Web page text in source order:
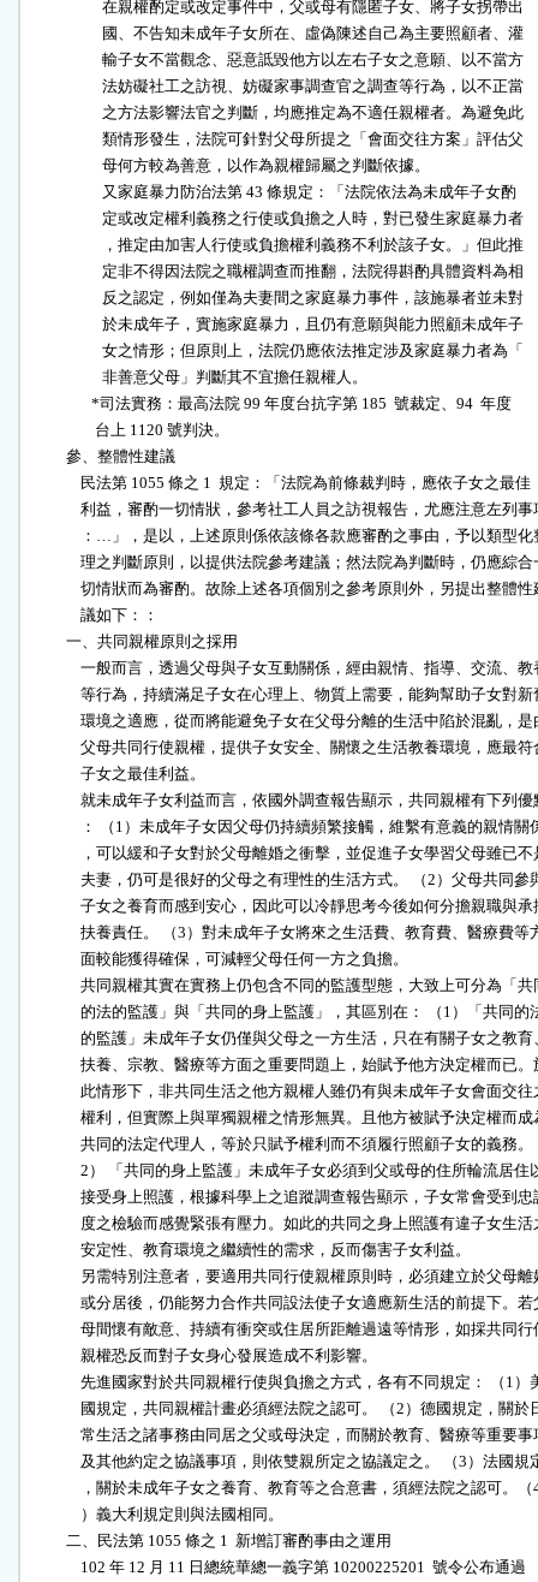
                    在親權酌定或改定事件中，父或母有隱匿子女、將子女拐帶出
                    國、不告知未成年子女所在、虛偽陳述自己為主要照顧者、灌
                    輸子女不當觀念、惡意詆毀他方以左右子女之意願、以不當方
                    法妨礙社工之訪視、妨礙家事調查官之調查等行為，以不正當
                    之方法影響法官之判斷，均應推定為不適任親權者。為避免此
                    類情形發生，法院可針對父母所提之「會面交往方案」評估父
                    母何方較為善意，以作為親權歸屬之判斷依據。
                    又家庭暴力防治法第 43 條規定：「法院依法為未成年子女酌
                    定或改定權利義務之行使或負擔之人時，對已發生家庭暴力者
                    ，推定由加害人行使或負擔權利義務不利於該子女。」但此推
                    定非不得因法院之職權調查而推翻，法院得斟酌具體資料為相
                    反之認定，例如僅為夫妻間之家庭暴力事件，該施暴者並未對
                    於未成年子，實施家庭暴力，且仍有意願與能力照顧未成年子
                    女之情形；但原則上，法院仍應依法推定涉及家庭暴力者為「
                    非善意父母」判斷其不宜擔任親權人。
                 *司法實務：最高法院 99 年度台抗字第 185  號裁定、94  年度
                  台上 1120 號判決。
          參、整體性建議
              民法第 1055 條之 1  規定：「法院為前條裁判時，應依子女之最佳
利益，審酌一切情狀，參考社工人員之訪視報告，尤應注意左列事
：…」，是以，上述原則係依該條各款應審酌之事由，予以類型化
理之判斷原則，以提供法院參考建議；然法院為判斷時，仍應綜合
切情狀而為審酌。故除上述各項個別之參考原則外，另提出整體性
              議如下：：
          一、共同親權原則之採用
一般而言，透過父母與子女互動關係，經由親情、指導、交流、教
等行為，持續滿足子女在心理上、物質上需要，能夠幫助子女對新
環境之適應，從而將能避免子女在父母分離的生活中陷於混亂，是
父母共同行使親權，提供子女安全、關懷之生活教養環境，應最符
              子女之最佳利益。
就未成年子女利益而言，依國外調查報告顯示，共同親權有下列優
： （1）未成年子女因父母仍持續頻繁接觸，維繫有意義的親情關
，可以緩和子女對於父母離婚之衝擊，並促進子女學習父母雖已不
夫妻，仍可是很好的父母之有理性的生活方式。 （2）父母共同參
子女之養育而感到安心，因此可以冷靜思考今後如何分擔親職與承
扶養責任。 （3）對未成年子女將來之生活費、教育費、醫療費等
              面較能獲得確保，可減輕父母任何一方之負擔。
共同親權其實在實務上仍包含不同的監護型態，大致上可分為「共
的法的監護」與「共同的身上監護」，其區別在： （1）「共同的
的監護」未成年子女仍僅與父母之一方生活，只在有關子女之教育
扶養、宗教、醫療等方面之重要問題上，始賦予他方決定權而已。
此情形下，非共同生活之他方親權人雖仍有與未成年子女會面交往
權利，但實際上與單獨親權之情形無異。且他方被賦予決定權而成
共同的法定代理人，等於只賦予權利而不須履行照顧子女的義務。
2） 「共同的身上監護」未成年子女必須到父或母的住所輪流居住
接受身上照護，根據科學上之追蹤調查報告顯示，子女常會受到忠
度之檢驗而感覺緊張有壓力。如此的共同之身上照護有違子女生活
              安定性、教育環境之繼續性的需求，反而傷害子女利益。
另需特別注意者，要適用共同行使親權原則時，必須建立於父母離
或分居後，仍能努力合作共同設法使子女適應新生活的前提下。若
母間懷有敵意、持續有衝突或住居所距離過遠等情形，如採共同行
              親權恐反而對子女身心發展造成不利影響。
先進國家對於共同親權行使與負擔之方式，各有不同規定： （1）
國規定，共同親權計畫必須經法院之認可。 （2）德國規定，關於
常生活之諸事務由同居之父或母決定，而關於教育、醫療等重要事
及其他約定之協議事項，則依雙親所定之協議定之。 （3）法國規
，關於未成年子女之養育、教育等之合意書，須經法院之認可。（
              ）義大利規定則與法國相同。
          二、民法第 1055 條之 1  新增訂審酌事由之運用
              102 年 12 月 11 日總統華總一義字第 10200225201  號令公布通過